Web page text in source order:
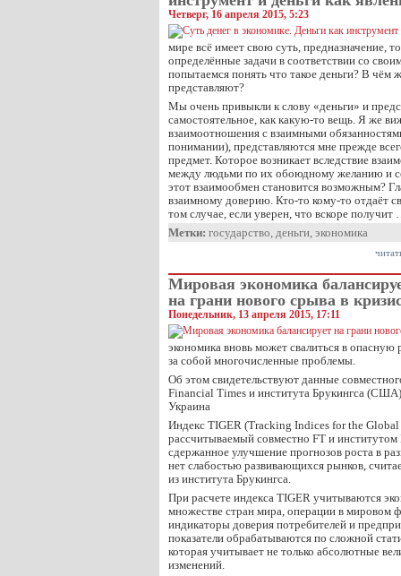
Четверг, 16 апреля 2015, 5:23
мире всё имеет свою суть, предназначение,
определённые задачи в соответствии со
попытаемся понять что такое деньги? В чём
представляют?
Мы очень привыкли к слову «деньги» и
самостоятельное, как какую-то вещь. Я же
взаимоотношения с взаимными
понимании), представляются мне прежде
предмет. Которое возникает вследствие
между людьми по их обоюдному желанию и
этот взаимообмен становится возможным?
взаимному доверию. Кто-то кому-то отдаёт
том случае, если уверен, что вскоре получит
Метки: государство, деньги, экономика
Мировая экономика
на грани нового срыва в
Понедельник, 13 апреля 2015, 17:11
экономика вновь может свалиться в опасную
за собой многочисленные проблемы.
Об этом свидетельствуют данные
Financial Times и института Брукингса
Украина
Индекс TIGER (Tracking Indices for the
рассчитываемый совместно FT и институтом
сдержанное улучшение прогнозов роста в
нет слабостью развивающихся рынков,
из института Брукингса.
При расчете индекса TIGER учитываются
множестве стран мира, операции в мировом
индикаторы доверия потребителей и
показатели обрабатываются по сложной
которая учитывает не только абсолютные
изменений.